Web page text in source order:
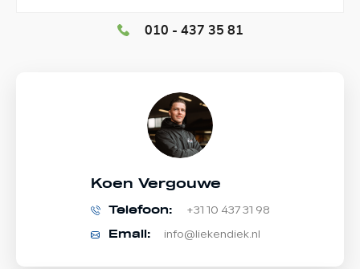
010 - 437 35 81
Koen Vergouwe
Telefoon: +31 10 437 31 98
Email: info@liekendiek.nl